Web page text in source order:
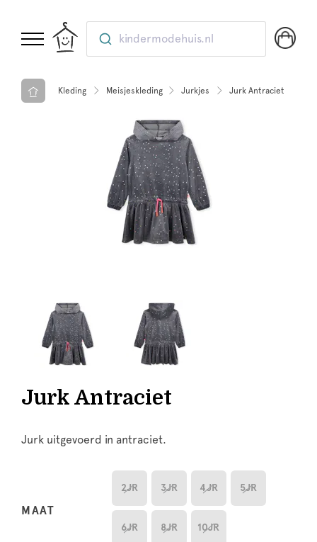
kindermodehuis.nl
Kleding Meisjeskleding Jurkjes Jurk Antraciet
Jurk Antraciet
Jurk uitgevoerd in antraciet.
MAAT
2JR 3JR 4JR 5JR
6JR 8JR 10JR